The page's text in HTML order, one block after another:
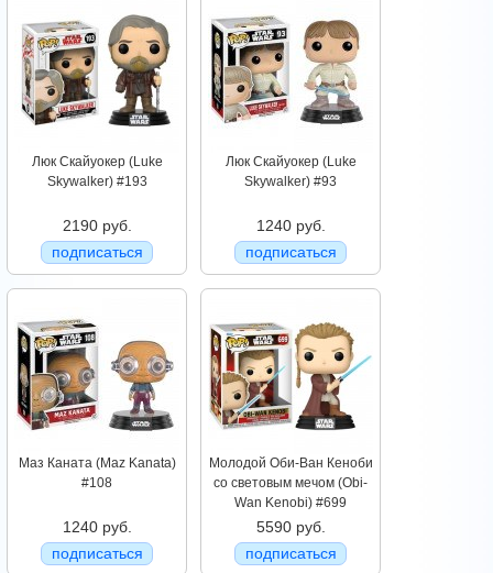
Люк Скайуокер (Luke
Skywalker) #193
2190 руб.
подписаться
Люк Скайуокер (Luke
Skywalker) #93
1240 руб.
подписаться
Маз Каната (Maz Kanata)
#108
1240 руб.
подписаться
Молодой Оби-Ван Кеноби
со световым мечом (Obi-
Wan Kenobi) #699
5590 руб.
подписаться